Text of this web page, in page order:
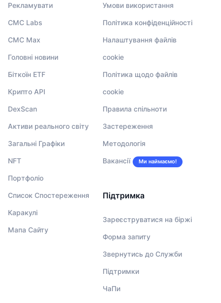
Рекламувати
CMC Labs
CMC Max
Головні новини
Біткоїн ETF
Крипто API
DexScan
Активи реального світу
Загальні Графіки
NFT
Портфоліо
Список Спостереження
Каракулі
Мапа Сайту
Умови використання
Політика конфіденційності
Налаштування файлів
cookie
Політика щодо файлів
cookie
Правила спільноти
Застереження
Методологія
Вакансії Ми наймаємо!
Підтримка
Зареєструватися на біржі
Форма запиту
Звернутись до Служби
Підтримки
ЧаПи